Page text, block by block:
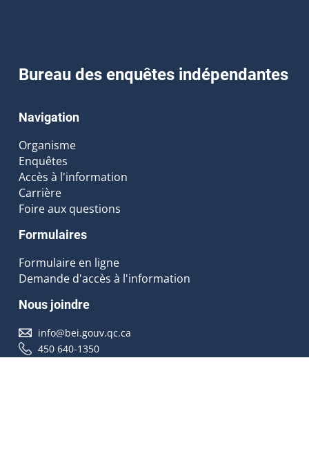
Bureau des enquêtes indépendantes
Navigation
Organisme
Enquêtes
Accès à l'information
Carrière
Foire aux questions
Formulaires
Formulaire en ligne
Demande d'accès à l'information
Nous joindre
info@bei.gouv.qc.ca
450 640-1350